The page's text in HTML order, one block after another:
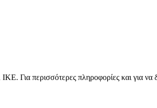
Για περισσότερες πληροφορίες και για